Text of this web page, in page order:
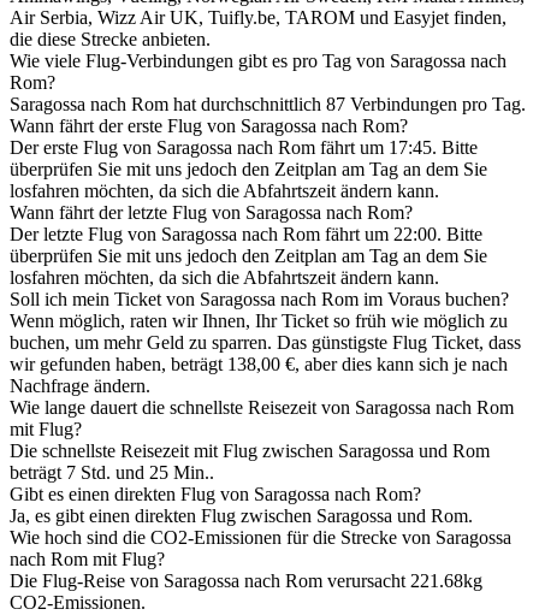
Air Serbia, Wizz Air UK, Tuifly.be, TAROM und Easyjet finden,
die diese Strecke anbieten.
Wie viele Flug-Verbindungen gibt es pro Tag von Saragossa nach
Rom?
Saragossa nach Rom hat durchschnittlich 87 Verbindungen pro Tag.
Wann fährt der erste Flug von Saragossa nach Rom?
Der erste Flug von Saragossa nach Rom fährt um 17:45. Bitte
überprüfen Sie mit uns jedoch den Zeitplan am Tag an dem Sie
losfahren möchten, da sich die Abfahrtszeit ändern kann.
Wann fährt der letzte Flug von Saragossa nach Rom?
Der letzte Flug von Saragossa nach Rom fährt um 22:00. Bitte
überprüfen Sie mit uns jedoch den Zeitplan am Tag an dem Sie
losfahren möchten, da sich die Abfahrtszeit ändern kann.
Soll ich mein Ticket von Saragossa nach Rom im Voraus buchen?
Wenn möglich, raten wir Ihnen, Ihr Ticket so früh wie möglich zu
buchen, um mehr Geld zu sparren. Das günstigste Flug Ticket, dass
wir gefunden haben, beträgt 138,00 €, aber dies kann sich je nach
Nachfrage ändern.
Wie lange dauert die schnellste Reisezeit von Saragossa nach Rom
mit Flug?
Die schnellste Reisezeit mit Flug zwischen Saragossa und Rom
beträgt 7 Std. und 25 Min..
Gibt es einen direkten Flug von Saragossa nach Rom?
Ja, es gibt einen direkten Flug zwischen Saragossa und Rom.
Wie hoch sind die CO2-Emissionen für die Strecke von Saragossa
nach Rom mit Flug?
Die Flug-Reise von Saragossa nach Rom verursacht 221.68kg
CO2-Emissionen.